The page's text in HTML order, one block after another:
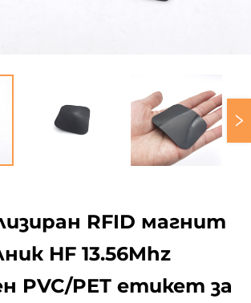
RFID магнит
HF 13.56Mhz
PVC/PET етикет за